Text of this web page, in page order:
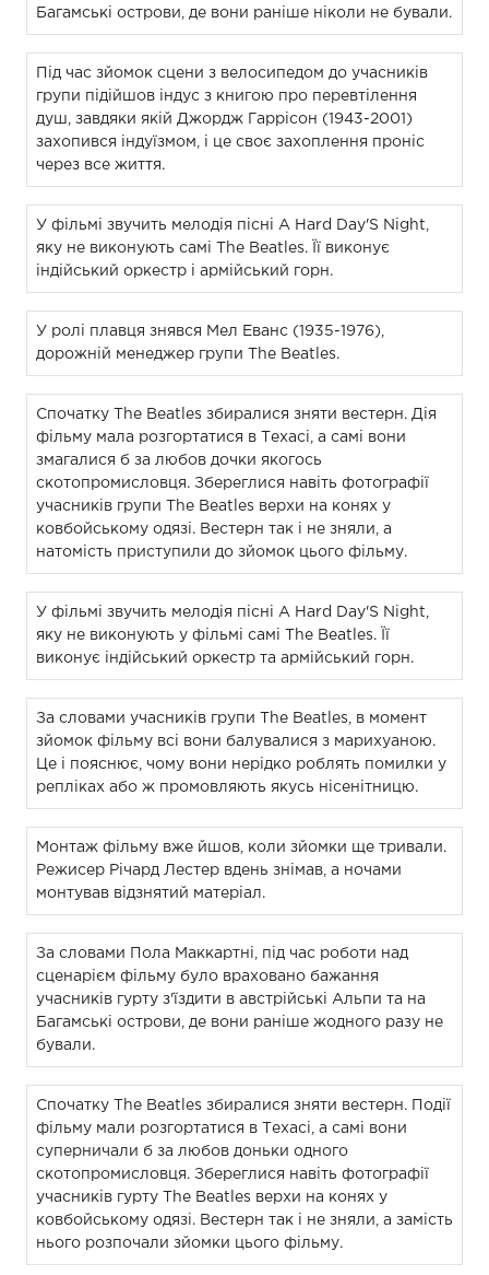
Багамські острови, де вони раніше ніколи не бували.
Під час зйомок сцени з велосипедом до учасників
групи підійшов індус з книгою про перевтілення
душ, завдяки якій Джордж Гаррісон (1943-2001)
захопився індуїзмом, і це своє захоплення проніс
через все життя.
У фільмі звучить мелодія пісні A Hard Day'S Night,
яку не виконують самі The Beatles. Її виконує
індійський оркестр і армійський горн.
У ролі плавця знявся Мел Еванс (1935-1976),
дорожній менеджер групи The Beatles.
Спочатку The Beatles збиралися зняти вестерн. Дія
фільму мала розгортатися в Техасі, а самі вони
змагалися б за любов дочки якогось
скотопромисловця. Збереглися навіть фотографії
учасників групи The Beatles верхи на конях у
ковбойському одязі. Вестерн так і не зняли, а
натомість приступили до зйомок цього фільму.
У фільмі звучить мелодія пісні A Hard Day'S Night,
яку не виконують у фільмі самі The Beatles. Її
виконує індійський оркестр та армійський горн.
За словами учасників групи The Beatles, в момент
зйомок фільму всі вони балувалися з марихуаною.
Це і пояснює, чому вони нерідко роблять помилки у
репліках або ж промовляють якусь нісенітницю.
Монтаж фільму вже йшов, коли зйомки ще тривали.
Режисер Річард Лестер вдень знімав, а ночами
монтував відзнятий матеріал.
За словами Пола Маккартні, під час роботи над
сценарієм фільму було враховано бажання
учасників гурту з'їздити в австрійські Альпи та на
Багамські острови, де вони раніше жодного разу не
бували.
Спочатку The Beatles збиралися зняти вестерн. Події
фільму мали розгортатися в Техасі, а самі вони
суперничали б за любов доньки одного
скотопромисловця. Збереглися навіть фотографії
учасників гурту The Beatles верхи на конях у
ковбойському одязі. Вестерн так і не зняли, а замість
нього розпочали зйомки цього фільму.